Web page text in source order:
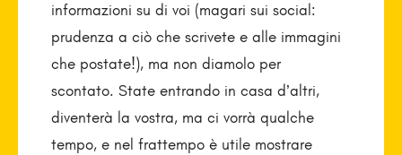
informazioni su di voi (magari sui social:
prudenza a ciò che scrivete e alle immagini
che postate!), ma non diamolo per
scontato. State entrando in casa d’altri,
diventerà la vostra, ma ci vorrà qualche
tempo, e nel frattempo è utile mostrare